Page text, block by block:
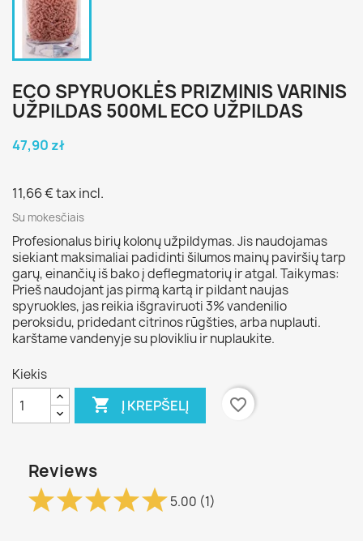
ECO SPYRUOKLĖS PRIZMINIS VARINIS
UŽPILDAS 500ML ECO UŽPILDAS
47,90 zł
11,66 €tax incl.
Su mokesčiais
Profesionalus birių kolonų užpildymas. Jis naudojamas
siekiant maksimaliai padidinti šilumos mainų paviršių tarp
garų, einančių iš bako į deflegmatorių ir atgal. Taikymas:
Prieš naudojant jas pirmą kartą ir pildant naujas
spyruokles, jas reikia išgraviruoti 3% vandenilio
peroksidu, pridedant citrinos rūgšties, arba nuplauti.
karštame vandenyje su plovikliu ir nuplaukite.
Kiekis
 Į KREPŠELĮ favorite_border
Reviews
5.00 (1)